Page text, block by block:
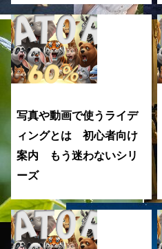
写真や動画で使うライデ
ィングとは 初心者向け
案内 もう迷わないシリ
ーズ